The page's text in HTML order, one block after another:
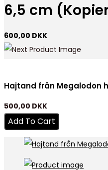
6,5 cm
600,00 DKK
Hajtand från Megalodon
500,00 DKK
Add To Cart